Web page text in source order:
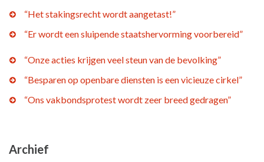
“Het stakingsrecht wordt aangetast!”
“Er wordt een sluipende staatshervorming voorbereid”
“Onze acties krijgen veel steun van de bevolking”
“Besparen op openbare diensten is een vicieuze cirkel”
“Ons vakbondsprotest wordt zeer breed gedragen”
Archief